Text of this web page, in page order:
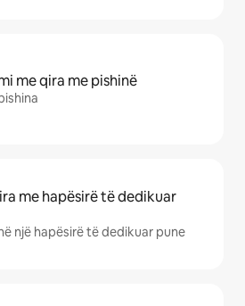
me qira me pishinë
me hapësirë të dedikuar
një hapësirë të dedikuar pune